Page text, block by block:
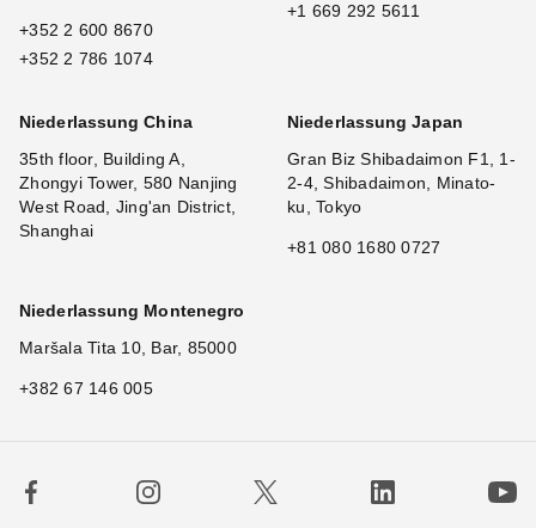
+352 2 600 8670
+352 2 786 1074
+1 669 292 5611
Niederlassung China
35th floor, Building A,
Zhongyi Tower, 580 Nanjing
West Road, Jing'an District,
Shanghai
Niederlassung Japan
Gran Biz Shibadaimon F1, 1-
2-4, Shibadaimon, Minato-
ku, Tokyo
+81 080 1680 0727
Niederlassung Montenegro
Maršala Tita 10, Bar, 85000
+382 67 146 005